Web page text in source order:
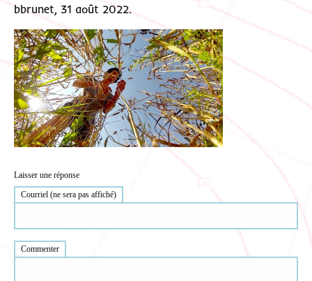
bbrunet, 31 août 2022.
Laisser une réponse
Courriel (ne sera pas affiché)
Commenter